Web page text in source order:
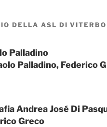
DELLA ASL DI VITERBO
Palladino
Palladino, Federico
Andrea José Di
Greco